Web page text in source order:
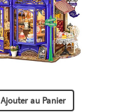
Ajouter au Panier